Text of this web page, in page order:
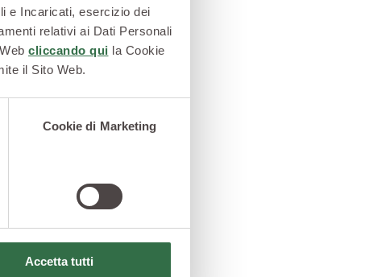
e Incaricati, esercizio dei
relativi ai Dati Personali
cliccando qui la Cookie
il Sito Web.
Cookie di Marketing
Accetta tutti